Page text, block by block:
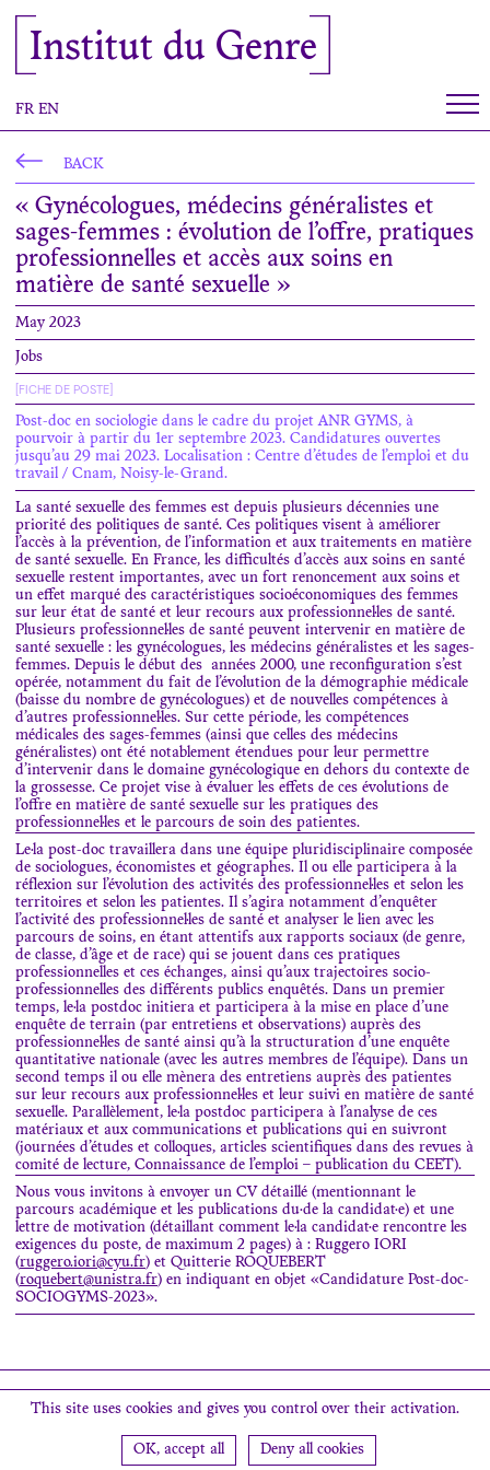
Institut du Genre
FR EN
BACK
« Gynécologues, médecins généralistes et
sages-femmes : évolution de l’offre, pratiques
professionnelles et accès aux soins en
matière de santé sexuelle »
May 2023
Jobs
[FICHE DE POSTE]
Post-doc en sociologie dans le cadre du projet ANR GYMS, à
pourvoir à partir du 1er septembre 2023. Candidatures ouvertes
jusqu’au 29 mai 2023. Localisation : Centre d’études de l’emploi et du
travail / Cnam, Noisy-le-Grand.
La santé sexuelle des femmes est depuis plusieurs décennies une
priorité des politiques de santé. Ces politiques visent à améliorer
l’accès à la prévention, de l’information et aux traitements en matière
de santé sexuelle. En France, les difficultés d’accès aux soins en santé
sexuelle restent importantes, avec un fort renoncement aux soins et
un effet marqué des caractéristiques socioéconomiques des femmes
sur leur état de santé et leur recours aux professionnel·les de santé.
Plusieurs professionnel·les de santé peuvent intervenir en matière de
santé sexuelle : les gynécologues, les médecins généralistes et les sages-
femmes. Depuis le début des années 2000, une reconfiguration s’est
opérée, notamment du fait de l’évolution de la démographie médicale
(baisse du nombre de gynécologues) et de nouvelles compétences à
d’autres professionnel·les. Sur cette période, les compétences
médicales des sages-femmes (ainsi que celles des médecins
généralistes) ont été notablement étendues pour leur permettre
d’intervenir dans le domaine gynécologique en dehors du contexte de
la grossesse. Ce projet vise à évaluer les effets de ces évolutions de
l’offre en matière de santé sexuelle sur les pratiques des
professionnel·les et le parcours de soin des patientes.
Le·la post-doc travaillera dans une équipe pluridisciplinaire composée
de sociologues, économistes et géographes. Il ou elle participera à la
réflexion sur l’évolution des activités des professionnel·les et selon les
territoires et selon les patientes. Il s’agira notamment d’enquêter
l’activité des professionnel·les de santé et analyser le lien avec les
parcours de soins, en étant attentifs aux rapports sociaux (de genre,
de classe, d’âge et de race) qui se jouent dans ces pratiques
professionnelles et ces échanges, ainsi qu’aux trajectoires socio-
professionnelles des différents publics enquêtés. Dans un premier
temps, le·la postdoc initiera et participera à la mise en place d’une
enquête de terrain (par entretiens et observations) auprès des
professionnel·les de santé ainsi qu’à la structuration d’une enquête
quantitative nationale (avec les autres membres de l’équipe). Dans un
second temps il ou elle mènera des entretiens auprès des patientes
sur leur recours aux professionnel·les et leur suivi en matière de santé
sexuelle. Parallèlement, le·la postdoc participera à l’analyse de ces
matériaux et aux communications et publications qui en suivront
(journées d’études et colloques, articles scientifiques dans des revues à
comité de lecture, Connaissance de l’emploi – publication du CEET).
Nous vous invitons à envoyer un CV détaillé (mentionnant le
parcours académique et les publications du·de la candidat·e) et une
lettre de motivation (détaillant comment le·la candidat·e rencontre les
exigences du poste, de maximum 2 pages) à : Ruggero IORI
(ruggero.iori@cyu.fr) et Quitterie ROQUEBERT
(roquebert@unistra.fr) en indiquant en objet «Candidature Post-doc-
SOCIOGYMS-2023».
Search
Contact Find us
This site uses cookies and gives you control over their activation.
OK, accept all Deny all cookies